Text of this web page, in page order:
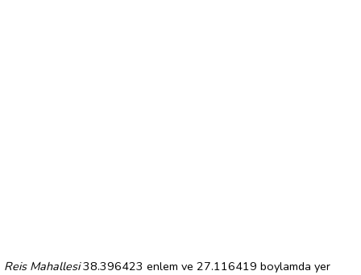
Reis Mahallesi38.396423 enlem ve 27.116419 boylamda yer